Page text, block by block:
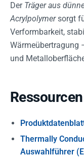
Der Träger aus
Acrylpolymersorgt
Verformbarkeit,
Wärmeübertragung
und
Ressourcen
Thermally
Auswahlführer